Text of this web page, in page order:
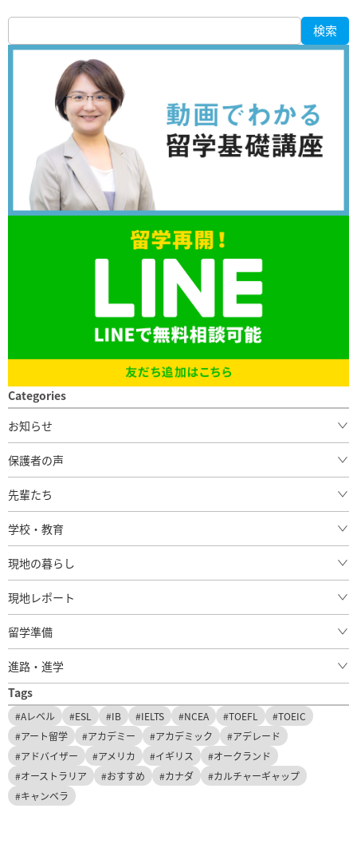
検索
Categories
お知らせ
東京
留学関連の受検情報
保護者の声
先輩たち
学校・教育
現地の暮らし
現地レポート
留学準備
進路・進学
Tags
#Aレベル #ESL #IB #IELTS #NCEA #TOEFL
#TOEIC
#アート留学
#アカデミー #アカデミック
#アデレード
#アドバイザー
#アメリカ #イギリス
#オークランド
#オーストラリア
#おすすめ #カナダ
#カルチャーギャップ
#キャンベラ